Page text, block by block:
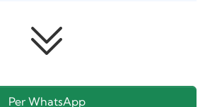
Per WhatsApp